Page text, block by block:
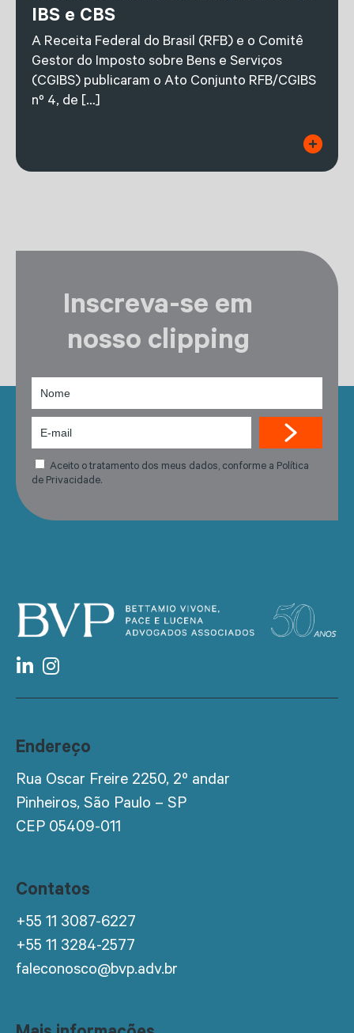
IBS e CBS
A Receita Federal do Brasil (RFB) e o Comitê
Gestor do Imposto sobre Bens e Serviços
(CGIBS) publicaram o Ato Conjunto RFB/CGIBS
nº 4, de […]
Inscreva-se em
nosso clipping
Aceito o tratamento dos meus dados, conforme a Política
de Privacidade.
Endereço
Rua Oscar Freire 2250, 2º andar
Pinheiros, São Paulo – SP
CEP 05409-011
Contatos
+55 11 3087-6227
+55 11 3284-2577
faleconosco@bvp.adv.br